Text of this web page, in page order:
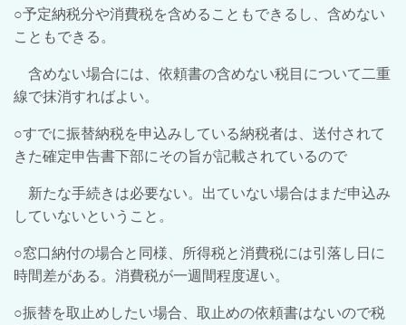
○予定納税分や消費税を含めることもできるし、含めない
こともできる。
含めない場合には、依頼書の含めない税目について二重
線で抹消すればよい。
○すでに振替納税を申込みしている納税者は、送付されて
きた確定申告書下部にその旨が記載されているので
新たな手続きは必要ない。出ていない場合はまだ申込み
していないということ。
○窓口納付の場合と同様、所得税と消費税には引落し日に
時間差がある。消費税が一週間程度遅い。
○振替を取止めしたい場合、取止めの依頼書はないので税